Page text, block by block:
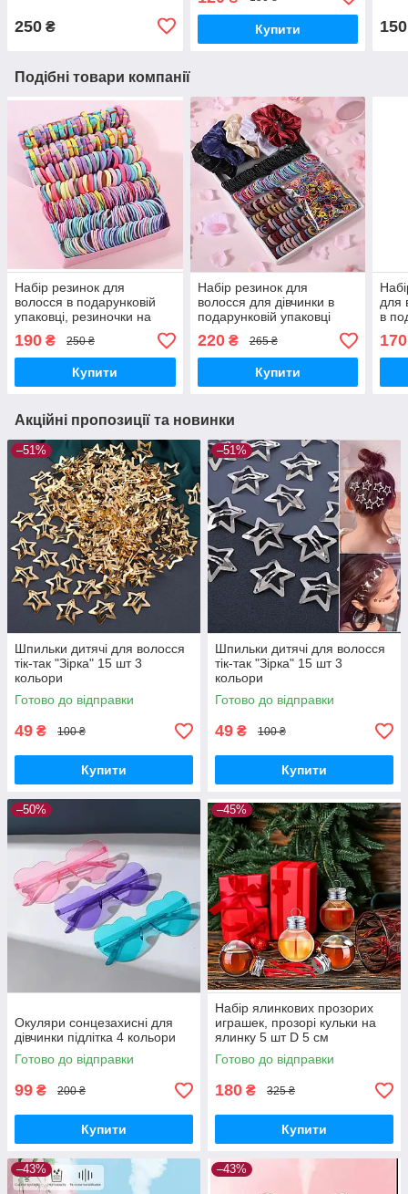
250 ₴ Купити 150
Подібні товари компанії
Набір резинок для
волосся в подарунковій
упаковці, резиночки на
волосся 300 шт. 2 кольори
190 ₴ 250 ₴
Купити
Набір резинок для
волосся для дівчинки в
подарунковій упаковці
2155 шт 2 кольори
220₴ 265 ₴
Купити
для
в
на
170
Акційні пропозиції та новинки
–51%
Шпильки дитячі для волосся
тік-так "Зірка" 15 шт 3
кольори
Готово до відправки
49 ₴ 100 ₴
Купити
–51%
Шпильки дитячі для волосся
тік-так "Зірка" 15 шт 3
кольори
Готово до відправки
49 ₴ 100 ₴
Купити
–50%
Окуляри сонцезахисні для
дівчинки підлітка 4 кольори
Готово до відправки
99 ₴ 200 ₴
Купити
–45%
Набір ялинкових прозорих
играшек, прозорі кульки на
ялинку 5 шт D 5 см
Готово до відправки
180 ₴ 325 ₴
Купити
–43% –43%